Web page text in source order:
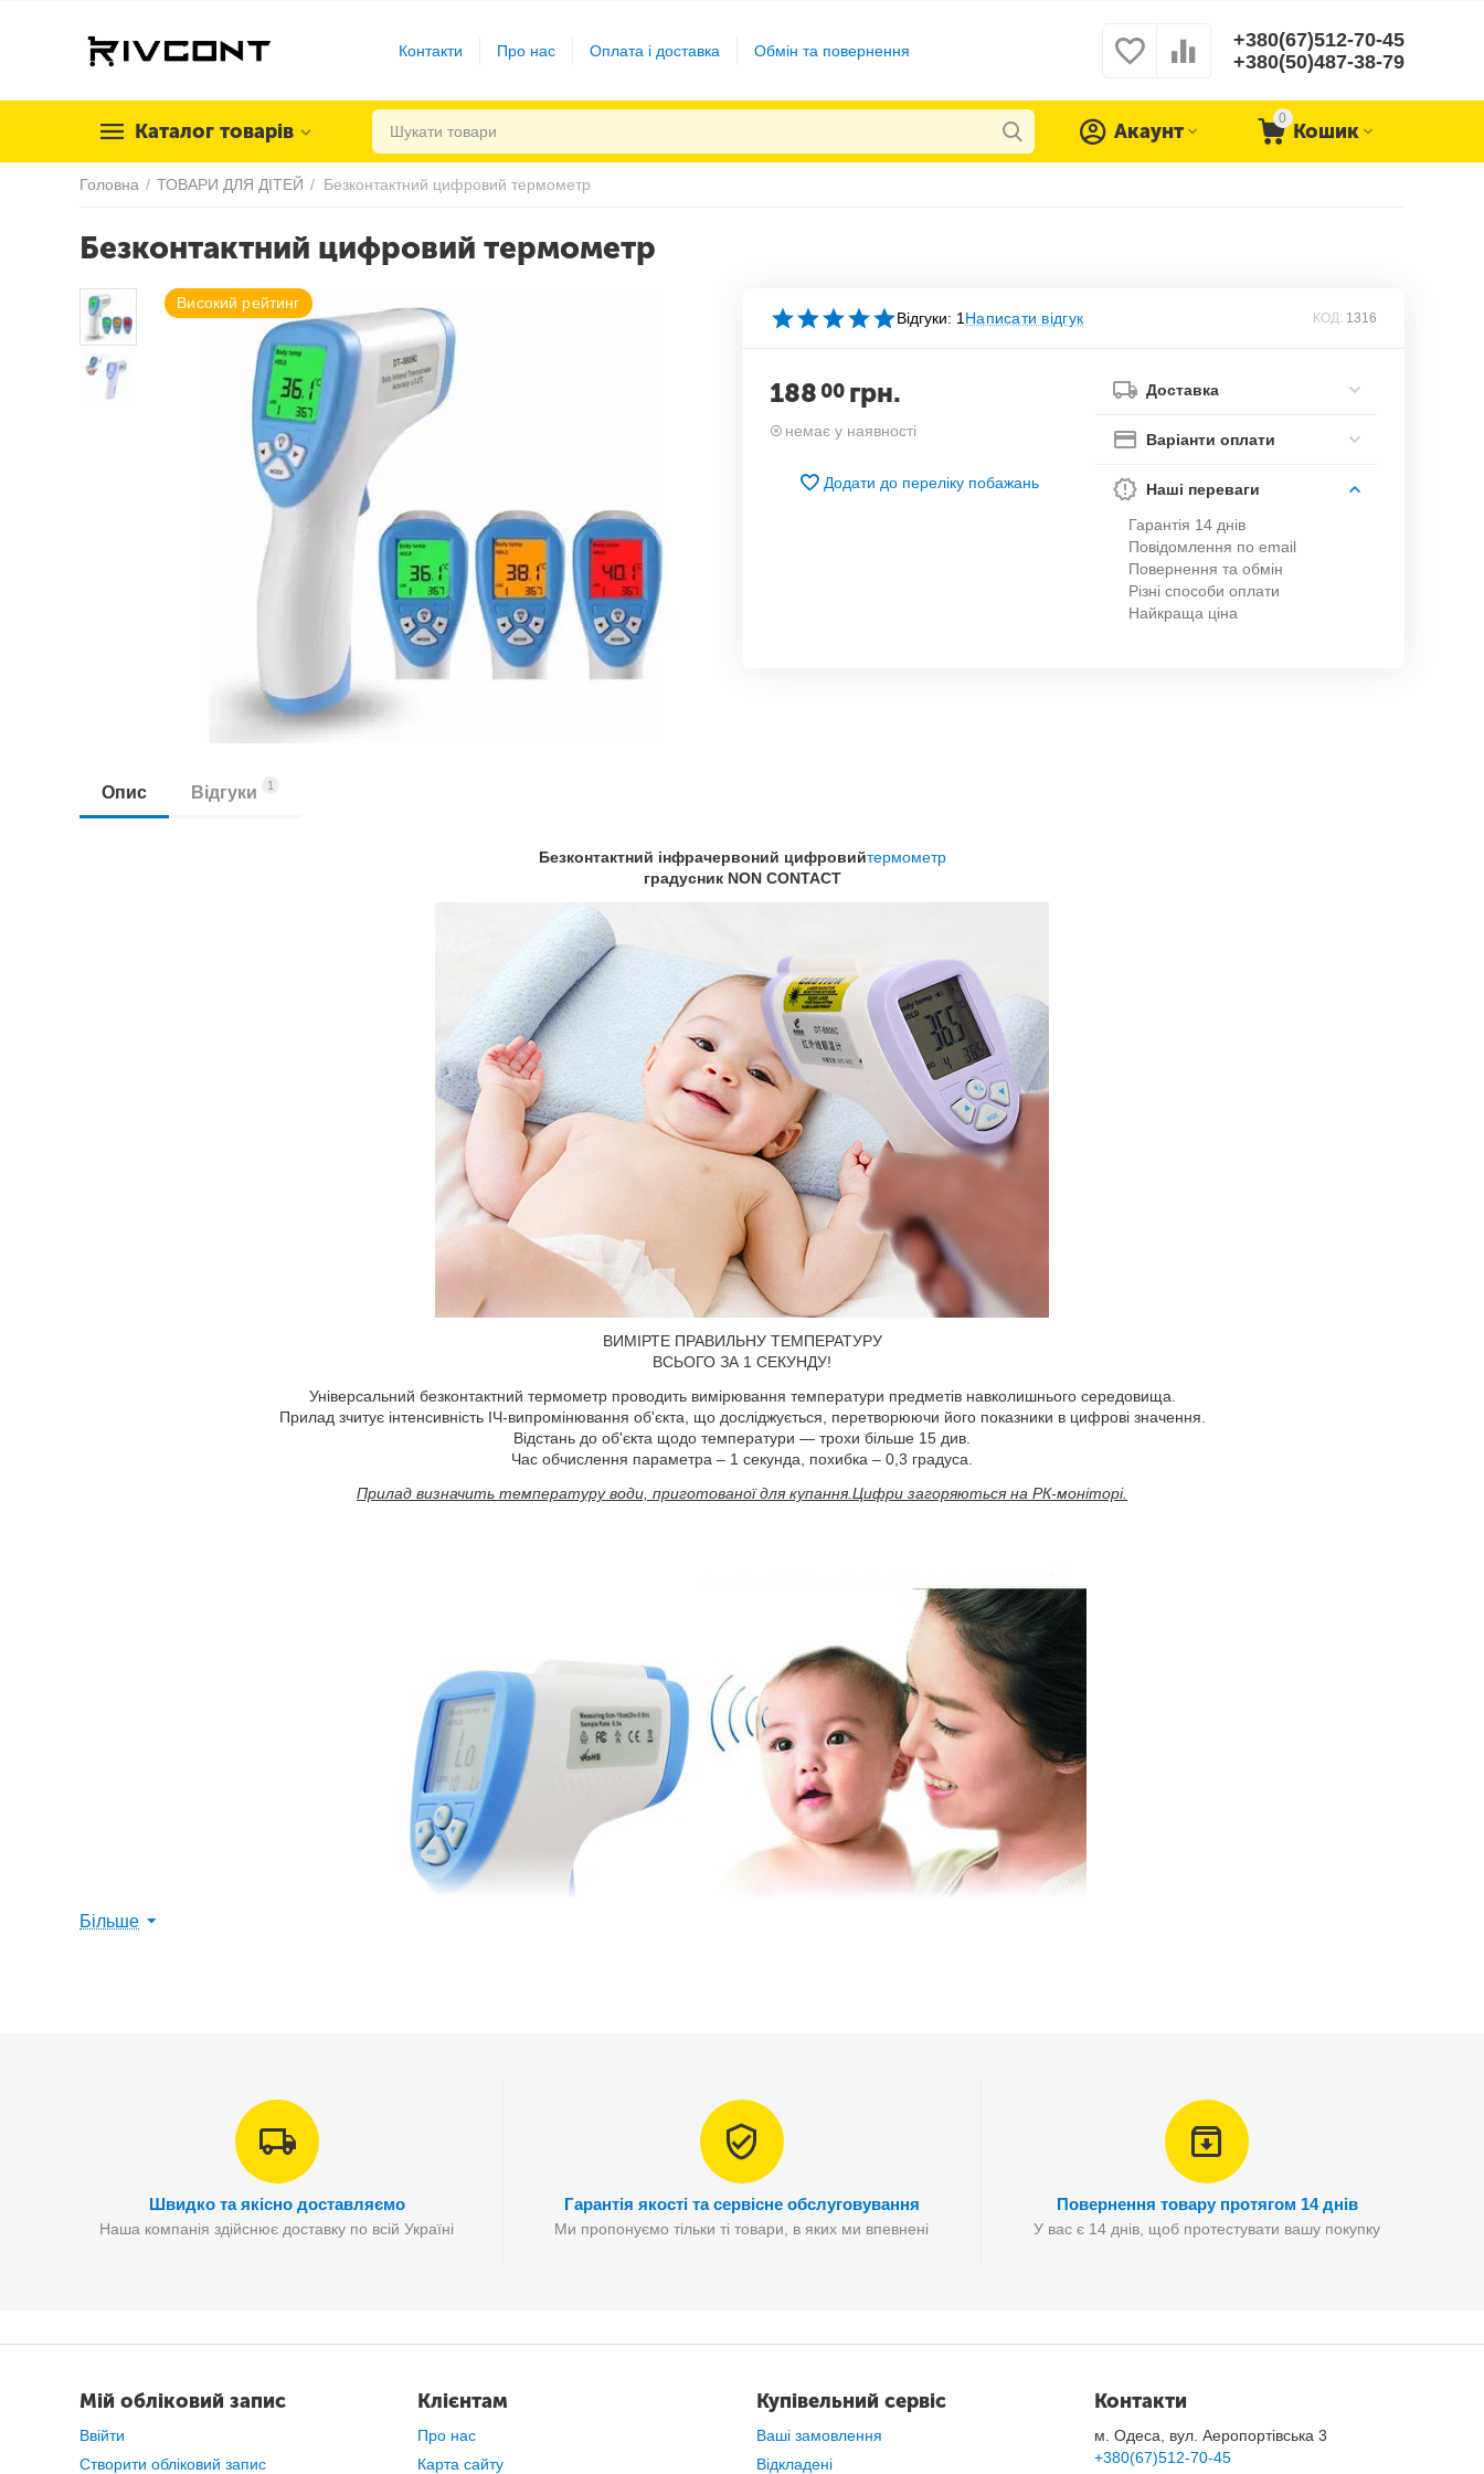
Контакти Про нас Оплата і доставка Обмін та повернення
+380(67)512-70-45
+380(50)487-38-79
Каталог товарів
0
Кошик
Акаунт
Головна / ТОВАРИ ДЛЯ ДІТЕЙ / Безконтактний цифровий термометр
Безконтактний цифровий термометр
Відгуки: 1 Написати відгук КОД: 1316
188 00 грн.
немає у наявності
Додати до переліку побажань
Доставка
Варіанти оплати
Наші переваги
Гарантія 14 днів
Повідомлення по email
Повернення та обмін
Різні способи оплати
Найкраща ціна
Опис Відгуки 1
Безконтактний інфрачервоний цифровийтермометр
градусник NON CONTACT
ВИМІРТЕ ПРАВИЛЬНУ ТЕМПЕРАТУРУ
ВСЬОГО ЗА 1 СЕКУНДУ!
Універсальний безконтактний термометр проводить вимірювання температури предметів навколишнього середовища.
Прилад зчитує інтенсивність ІЧ-випромінювання об'єкта, що досліджується, перетворюючи його показники в цифрові значення.
Відстань до об'єкта щодо температури — трохи більше 15 див.
Час обчислення параметра – 1 секунда, похибка – 0,3 градуса.
Прилад визначить температуру води, приготованої для купання.Цифри загоряються на РК-моніторі.
Безконтактний пірометрNON CONTACT
ДОКТОР КОМАРІВСЬКИЙ
Більше
Швидко та якісно доставляємо
Наша компанія здійснює доставку по всій Україні
Гарантія якості та сервісне обслуговування
Ми пропонуємо тільки ті товари, в яких ми впевнені
Повернення товару протягом 14 днів
У вас є 14 днів, щоб протестувати вашу покупку
Мій обліковий запис
Ввійти
Створити обліковий запис
Клієнтам
Про нас
Карта сайту
Купівельний сервіс
Ваші замовлення
Відкладені
Контакти
м. Одеса, вул. Аеропортівська 3
+380(67)512-70-45